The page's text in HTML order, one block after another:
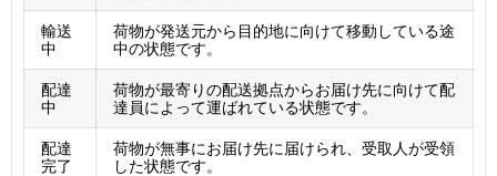
輸送
中
荷物が発送元から目的地に向けて移動している途
中の状態です。
配達
中
荷物が最寄りの配送拠点からお届け先に向けて配
達員によって運ばれている状態です。
配達
完了
荷物が無事にお届け先に届けられ、受取人が受領
した状態です。